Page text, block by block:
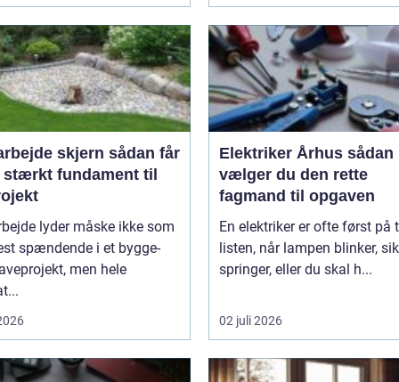
skjern sådan får
stærkt fundament til
lyder måske ikke som
spændende i et bygge-
men hele
Elektriker Århus sådan
vælger du den rette
fagmand til opgaven
En elektriker er ofte først på
listen, når lampen blinker,
springer, eller du skal h...
02 juli 2026